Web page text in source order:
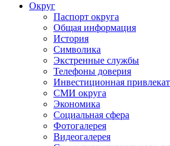
Округ
Паспорт округа
Общая информация
История
Символика
Экстренные службы
Телефоны доверия
Инвестиционная
СМИ округа
Экономика
Социальная сфера
Фотогалерея
Видеогалерея